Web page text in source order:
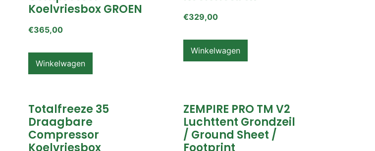
Koelvriesbox GROEN
€365,00
Winkelwagen
€329,00
Winkelwagen
Totalfreeze 35
Draagbare
Compressor
Koelvriesbox
ZEMPIRE PRO TM V2
Luchttent Grondzeil
/ Ground Sheet /
Footprint